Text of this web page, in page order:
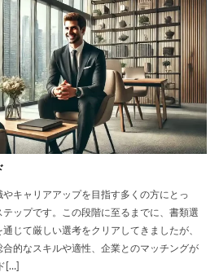
キャリアアップを目指す多くの方にとっ
ップです。この段階に至るまでに、書類選
じて厳しい選考をクリアしてきましたが、
的なスキルや適性、企業とのマッチングが
[…]